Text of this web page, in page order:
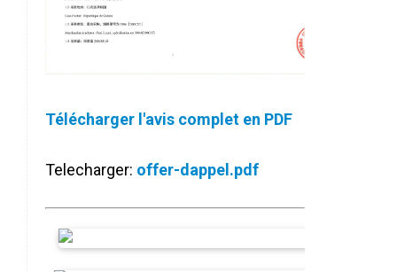
Télécharger l'avis complet en PDF
Telecharger: offer-dappel.pdf